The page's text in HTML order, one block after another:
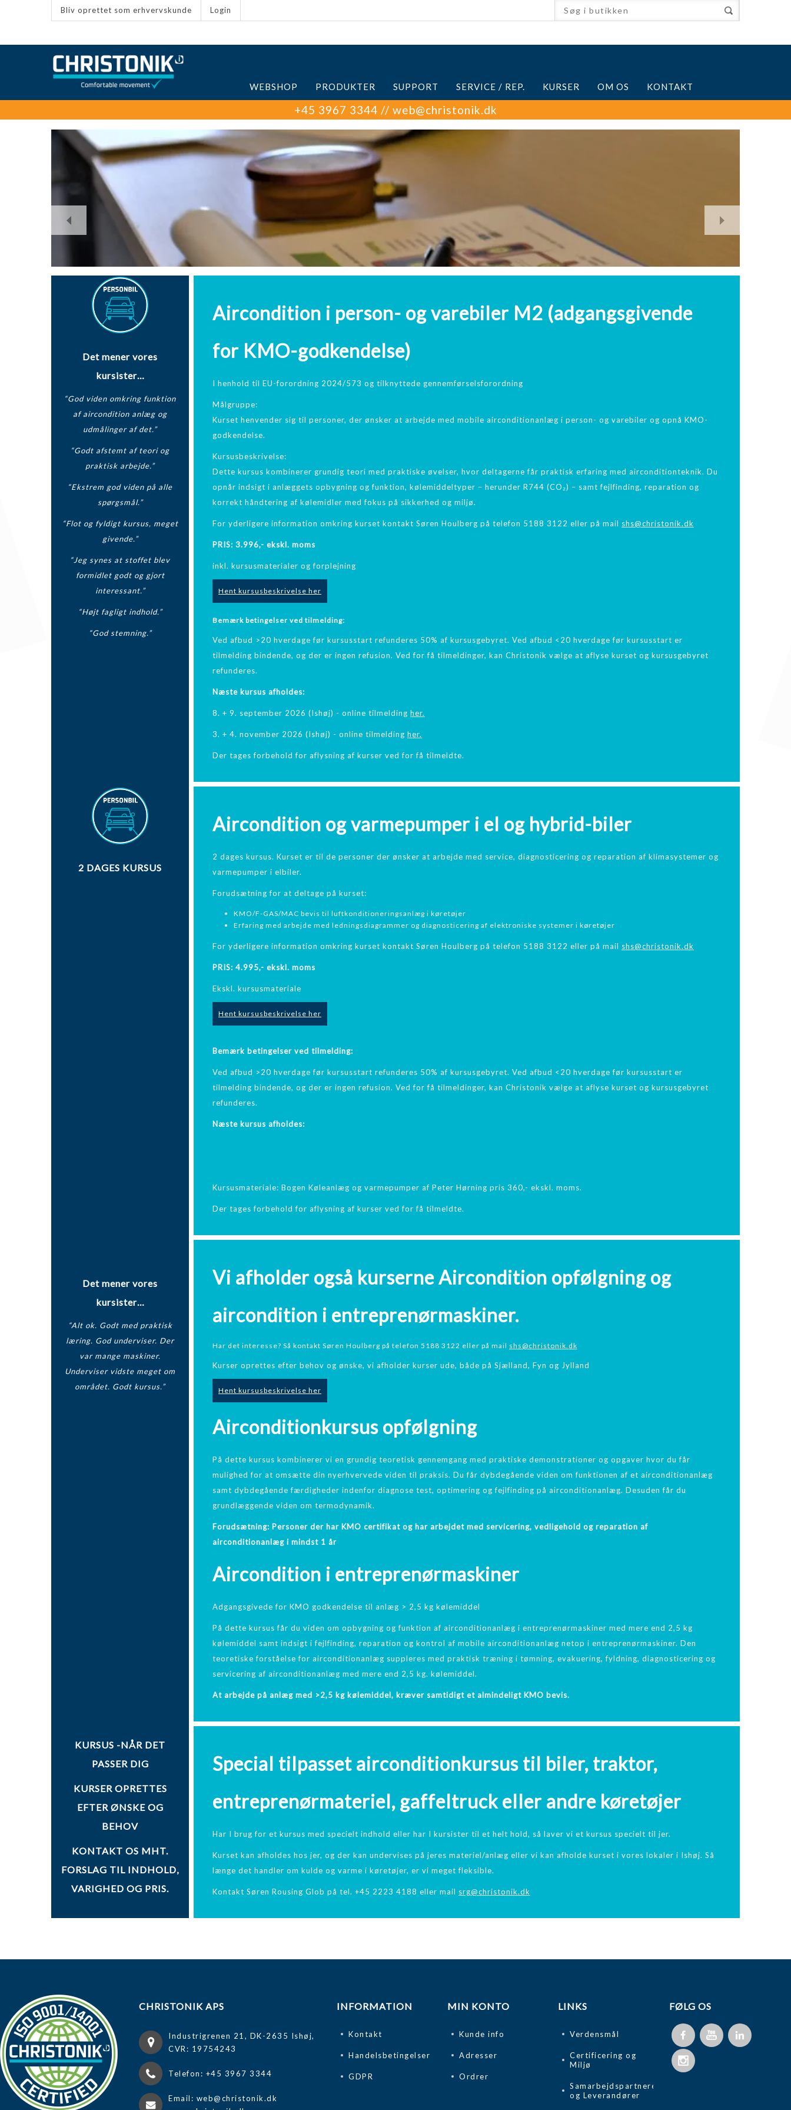
Bliv oprettet som erhvervskunde Login
WEBSHOP PRODUKTER SUPPORT SERVICE / REP. KURSER OM OS KONTAKT
+45 3967 3344 // web@christonik.dk
Det mener vores
kursister…
“God viden omkring funktion
af aircondition anlæg og
udmålinger af det.”
“Godt afstemt af teori og
praktisk arbejde.”
“Ekstrem god viden på alle
spørgsmål.”
“Flot og fyldigt kursus, meget
givende.”
“Jeg synes at stoffet blev
formidlet godt og gjort
interessant.”
“Højt fagligt indhold.”
“God stemning.”
Aircondition i person- og varebiler M2 (adgangsgivende
for KMO-godkendelse)
I henhold til EU-forordning 2024/573 og tilknyttede gennemførselsforordning
Målgruppe:
Kurset henvender sig til personer, der ønsker at arbejde med mobile airconditionanlæg i person- og varebiler og opnå KMO-
godkendelse.
Kursusbeskrivelse:
Dette kursus kombinerer grundig teori med praktiske øvelser, hvor deltagerne får praktisk erfaring med airconditionteknik. Du
opnår indsigt i anlæggets opbygning og funktion, kølemiddeltyper – herunder R744 (CO₂) – samt fejlfinding, reparation og
korrekt håndtering af kølemidler med fokus på sikkerhed og miljø.
For yderligere information omkring kurset kontakt Søren Houlberg på telefon 5188 3122 eller på mail shs@christonik.dk
PRIS: 3.996,- ekskl. moms
inkl. kursusmaterialer og forplejning
Hent kursusbeskrivelse her
Bemærk betingelser ved tilmelding:
Ved afbud >20 hverdage før kursusstart refunderes 50% af kursusgebyret. Ved afbud <20 hverdage før kursusstart er
tilmelding bindende, og der er ingen refusion. Ved for få tilmeldinger, kan Christonik vælge at aflyse kurset og kursusgebyret
refunderes.
Næste kursus afholdes:
8. + 9. september 2026 (Ishøj) - online tilmelding her.
3. + 4. november 2026 (Ishøj) - online tilmelding her.
Der tages forbehold for aflysning af kurser ved for få tilmeldte.
2 DAGES KURSUS
Aircondition og varmepumper i el og hybrid-biler
2 dages kursus. Kurset er til de personer der ønsker at arbejde med service, diagnosticering og reparation af klimasystemer og
varmepumper i elbiler.
Forudsætning for at deltage på kurset:
KMO/F-GAS/MAC bevis til luftkonditioneringsanlæg i køretøjer
Erfaring med arbejde med ledningsdiagrammer og diagnosticering af elektroniske systemer i køretøjer
For yderligere information omkring kurset kontakt Søren Houlberg på telefon 5188 3122 eller på mail shs@christonik.dk
PRIS: 4.995,- ekskl. moms
Ekskl. kursusmateriale
Hent kursusbeskrivelse her
Bemærk betingelser ved tilmelding:
Ved afbud >20 hverdage før kursusstart refunderes 50% af kursusgebyret. Ved afbud <20 hverdage før kursusstart er
tilmelding bindende, og der er ingen refusion. Ved for få tilmeldinger, kan Christonik vælge at aflyse kurset og kursusgebyret
refunderes.
Næste kursus afholdes:
Kursusmateriale: Bogen Køleanlæg og varmepumper af Peter Hørning pris 360,- ekskl. moms.
Der tages forbehold for aflysning af kurser ved for få tilmeldte.
Det mener vores
kursister…
“Alt ok. Godt med praktisk
læring. God underviser. Der
var mange maskiner.
Underviser vidste meget om
området. Godt kursus.”
Vi afholder også kurserne Aircondition opfølgning og
aircondition i entreprenørmaskiner.
Har det interesse? Så kontakt Søren Houlberg på telefon 5188 3122 eller på mail shs@christonik.dk
Kurser oprettes efter behov og ønske, vi afholder kurser ude, både på Sjælland, Fyn og Jylland
Hent kursusbeskrivelse her
Airconditionkursus opfølgning
På dette kursus kombinerer vi en grundig teoretisk gennemgang med praktiske demonstrationer og opgaver hvor du får
mulighed for at omsætte din nyerhvervede viden til praksis. Du får dybdegående viden om funktionen af et airconditionanlæg
samt dybdegående færdigheder indenfor diagnose test, optimering og fejlfinding på airconditionanlæg. Desuden får du
grundlæggende viden om termodynamik.
Forudsætning: Personer der har KMO certifikat og har arbejdet med servicering, vedligehold og reparation af
airconditionanlæg i mindst 1 år
Aircondition i entreprenørmaskiner
Adgangsgivede for KMO godkendelse til anlæg > 2,5 kg kølemiddel
På dette kursus får du viden om opbygning og funktion af airconditionanlæg i entreprenørmaskiner med mere end 2,5 kg
kølemiddel samt indsigt i fejlfinding, reparation og kontrol af mobile airconditionanlæg netop i entreprenørmaskiner. Den
teoretiske forståelse for airconditionanlæg suppleres med praktisk træning i tømning, evakuering, fyldning, diagnosticering og
servicering af airconditionanlæg med mere end 2,5 kg. kølemiddel.
At arbejde på anlæg med >2,5 kg kølemiddel, kræver samtidigt et almindeligt KMO bevis.
KURSUS -NÅR DET
PASSER DIG
KURSER OPRETTES
EFTER ØNSKE OG
BEHOV
KONTAKT OS MHT.
FORSLAG TIL INDHOLD,
VARIGHED OG PRIS.
Special tilpasset airconditionkursus til biler, traktor,
entreprenørmateriel, gaffeltruck eller andre køretøjer
Har I brug for et kursus med specielt indhold eller har I kursister til et helt hold, så laver vi et kursus specielt til jer.
Kurset kan afholdes hos jer, og der kan undervises på jeres materiel/anlæg eller vi kan afholde kurset i vores lokaler i Ishøj. Så
længe det handler om kulde og varme i køretøjer, er vi meget fleksible.
Kontakt Søren Rousing Glob på tel. +45 2223 4188 eller mail srg@christonik.dk
CHRISTONIK APS
Industrigrenen 21, DK-2635 Ishøj,
CVR: 19754243
Telefon: +45 3967 3344
Email: web@christonik.dk
INFORMATION
Kontakt
Handelsbetingelser
GDPR
MIN KONTO
Kunde info
Adresser
Ordrer
LINKS
Verdensmål
Certificering og
Miljø
Samarbejdspartnere
og Leverandører
FØLG OS